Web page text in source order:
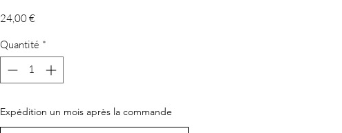
24,00 €Prix
Quantité *
Expédition un mois après la commande